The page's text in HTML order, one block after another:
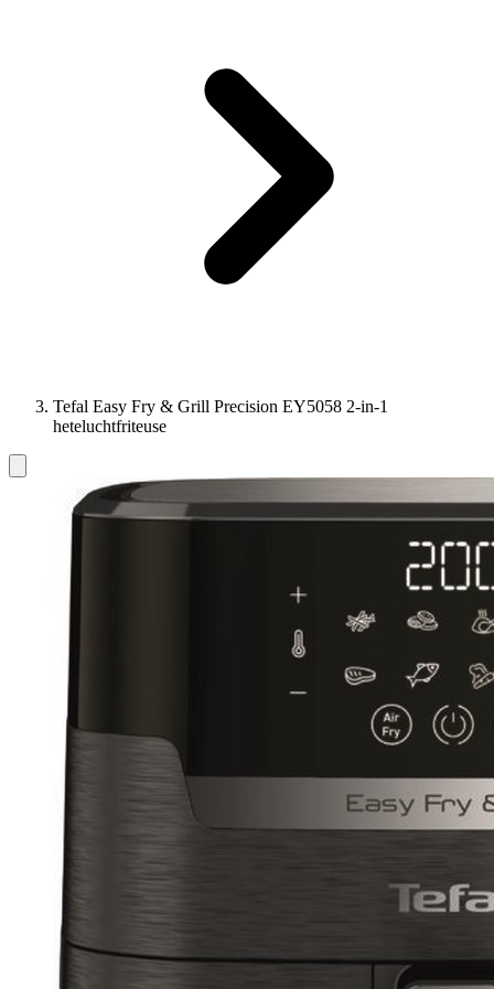
Tefal Easy Fry & Grill Precision EY5058 2-in-1
heteluchtfriteuse